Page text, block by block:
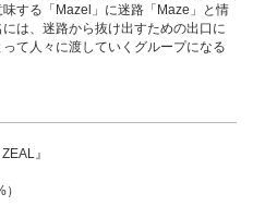
する「Mazel」に迷路「Maze」と情
は、迷路から抜け出すための出口に
て人々に渡していくグループになる
』